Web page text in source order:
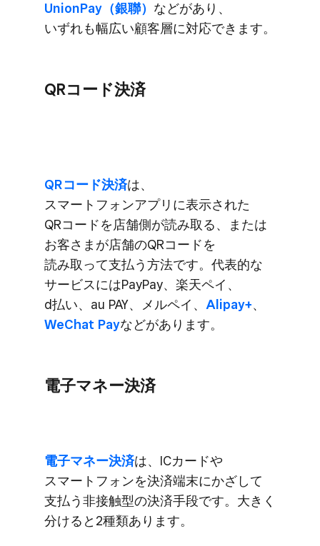
UnionPay​（銀聯） などが​あり、​
いずれも​幅広い​顧客層に​対応できます。
QRコード決済
QRコード決済は、​
スマートフォンアプリに​表示された​
QRコードを​店舗側が​読み取る、​または​
お客さまが​店舗の​QRコードを​
読み取って​支払う​方法です。​代表的な​
サービスには​PayPay、​楽天ペイ、​
d払い、​au PAY、​メルペイ、 ​Alipay+、
WeChat Payなどが​あります。
電子マネー決済
電子マネー決済は、​ICカードや​
スマートフォンを​決済端末に​かざして​
支払う​非接触型の​決済手段です。​大きく​
分けると​2種類あります。